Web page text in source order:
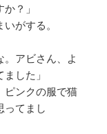
？」
がする。
アビさん、よ
した」
ピンクの服で猫
ってまし